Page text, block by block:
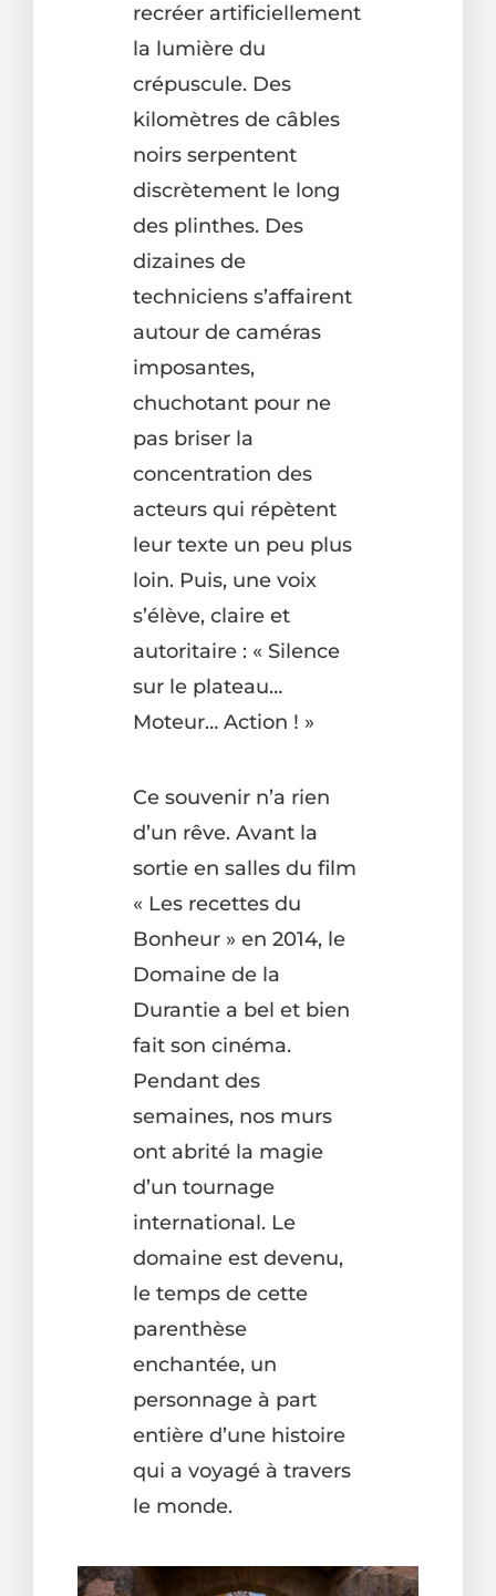
recréer artificiellement
la lumière du
crépuscule. Des
kilomètres de câbles
noirs serpentent
discrètement le long
des plinthes. Des
dizaines de
techniciens s’affairent
autour de caméras
imposantes,
chuchotant pour ne
pas briser la
concentration des
acteurs qui répètent
leur texte un peu plus
loin. Puis, une voix
s’élève, claire et
autoritaire : « Silence
sur le plateau…
Moteur… Action ! »
Ce souvenir n’a rien
d’un rêve. Avant la
sortie en salles du film
« Les recettes du
Bonheur » en 2014, le
Domaine de la
Durantie a bel et bien
fait son cinéma.
Pendant des
semaines, nos murs
ont abrité la magie
d’un tournage
international. Le
domaine est devenu,
le temps de cette
parenthèse
enchantée, un
personnage à part
entière d’une histoire
qui a voyagé à travers
le monde.